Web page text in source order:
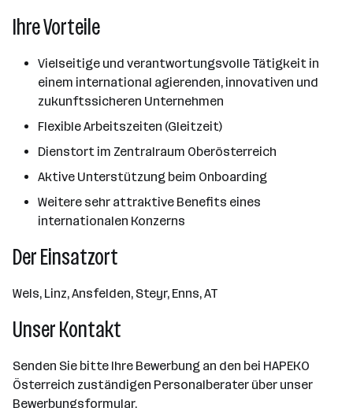
Ihre Vorteile
Vielseitige und verantwortungsvolle Tätigkeit in
einem international agierenden, innovativen und
zukunftssicheren Unternehmen
Flexible Arbeitszeiten (Gleitzeit)
Dienstort im Zentralraum Oberösterreich
Aktive Unterstützung beim Onboarding
Weitere sehr attraktive Benefits eines
internationalen Konzerns
Der Einsatzort
Wels, Linz, Ansfelden, Steyr, Enns, AT
Unser Kontakt
Senden Sie bitte Ihre Bewerbung an den bei HAPEKO
Österreich zuständigen Personalberater über unser
Bewerbungsformular.